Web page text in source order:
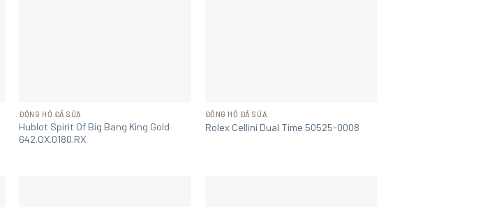
ĐỒNG HỒ ĐÃ SỬA
Hublot Spirit Of Big Bang King Gold
642.OX.0180.RX
ĐỒNG HỒ ĐÃ SỬA
Rolex Cellini Dual Time 50525-0008